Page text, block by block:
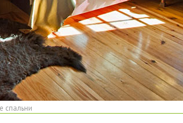
спальни